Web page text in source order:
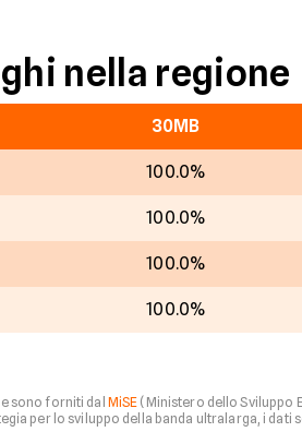
nella regione
30MB
100.0%
100.0%
100.0%
100.0%
sono forniti dal MiSE (Ministero dello Sviluppo
per lo sviluppo della banda ultralarga, i dati